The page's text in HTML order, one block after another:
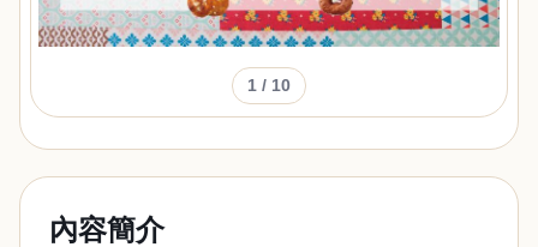
1 / 10
內容簡介